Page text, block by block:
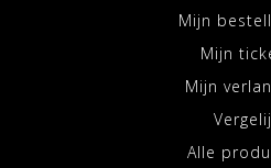
Mijn
Mijn
Mijn
Alle